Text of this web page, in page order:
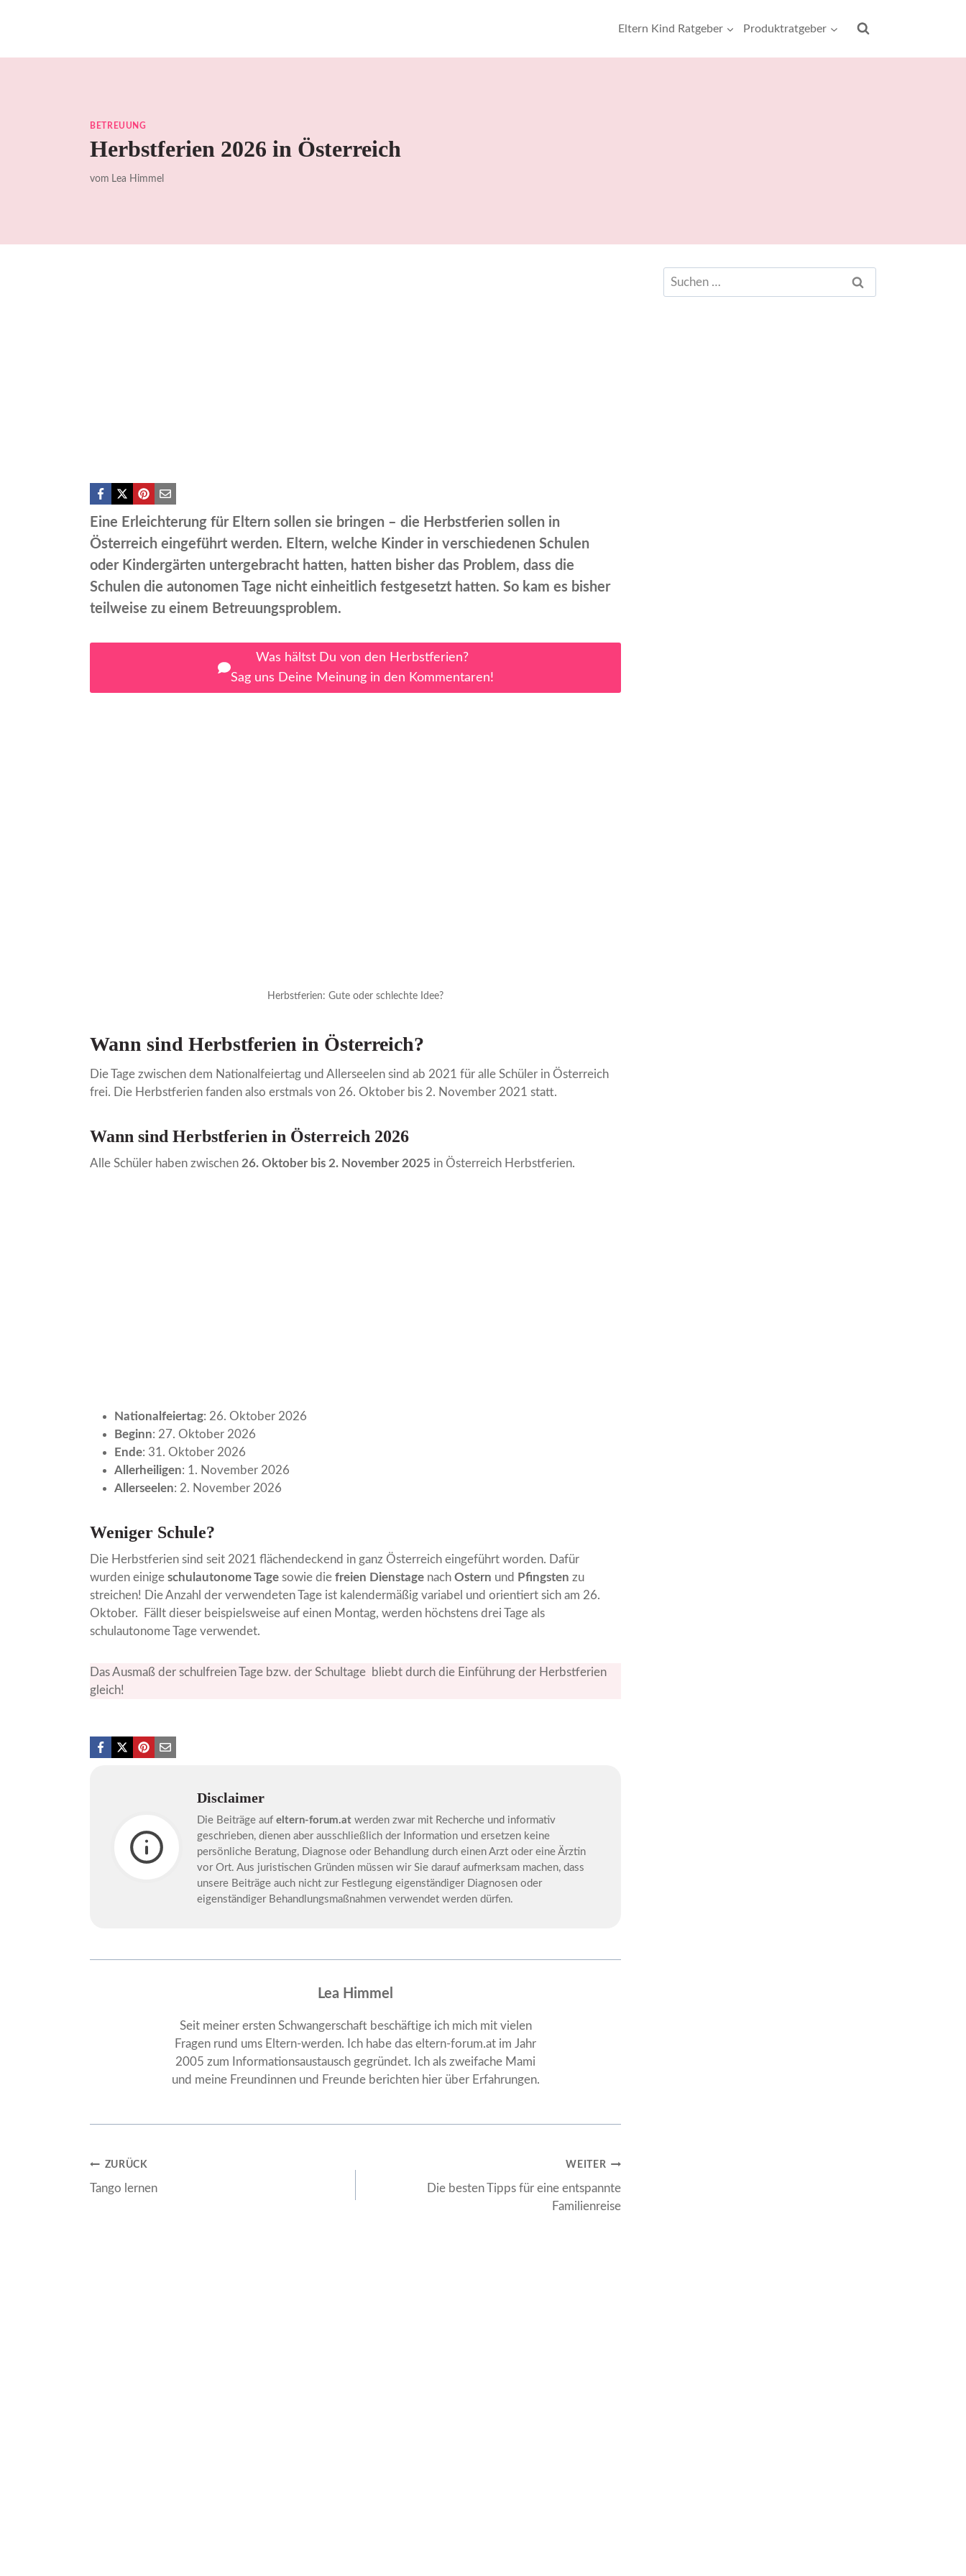
Eltern Kind Ratgeber Produktratgeber
BETREUUNG
Herbstferien 2026 in Österreich
vom Lea Himmel
Eine Erleichterung für Eltern sollen sie bringen – die Herbstferien sollen in
Österreich eingeführt werden. Eltern, welche Kinder in verschiedenen Schulen
oder Kindergärten untergebracht hatten, hatten bisher das Problem, dass die
Schulen die autonomen Tage nicht einheitlich festgesetzt hatten. So kam es bisher
teilweise zu einem Betreuungsproblem.
Was hältst Du von den Herbstferien?
Sag uns Deine Meinung in den Kommentaren!
Herbstferien: Gute oder schlechte Idee?
Wann sind Herbstferien in Österreich?
Die Tage zwischen dem Nationalfeiertag und Allerseelen sind ab 2021 für alle Schüler in Österreich
frei. Die Herbstferien fanden also erstmals von 26. Oktober bis 2. November 2021 statt.
Wann sind Herbstferien in Österreich 2026
Alle Schüler haben zwischen 26. Oktober bis 2. November 2025 in Österreich Herbstferien.
Nationalfeiertag: 26. Oktober 2026
Beginn: 27. Oktober 2026
Ende: 31. Oktober 2026
Allerheiligen: 1. November 2026
Allerseelen: 2. November 2026
Weniger Schule?
Die Herbstferien sind seit 2021 flächendeckend in ganz Österreich eingeführt worden. Dafür
wurden einigeschulautonome Tage sowie diefreien Dienstage nachOstern und Pfingsten zu
streichen! Die Anzahl der verwendeten Tage ist kalendermäßig variabel und orientiert sich am 26.
Oktober. Fällt dieser beispielsweise auf einen Montag, werden höchstens drei Tage als
schulautonome Tage verwendet.
Das Ausmaß der schulfreien Tage bzw. der Schultage bliebt durch die Einführung der Herbstferien
gleich!
Disclaimer
Die Beiträge aufeltern-forum.at werden zwar mit Recherche und informativ
geschrieben, dienen aber ausschließlich der Information und ersetzen keine
persönliche Beratung, Diagnose oder Behandlung durch einen Arzt oder eine Ärztin
vor Ort. Aus juristischen Gründen müssen wir Sie darauf aufmerksam machen, dass
unsere Beiträge auch nicht zur Festlegung eigenständiger Diagnosen oder
eigenständiger Behandlungsmaßnahmen verwendet werden dürfen.
Lea Himmel
Seit meiner ersten Schwangerschaft beschäftige ich mich mit vielen
Fragen rund ums Eltern-werden. Ich habe das eltern-forum.at im Jahr
2005 zum Informationsaustausch gegründet. Ich als zweifache Mami
und meine Freundinnen und Freunde berichten hier über Erfahrungen.
Beitragsnavigation
ZURÜCK
Tango lernen
WEITER
Die besten Tipps für eine entspannte
Familienreise
Suchen
nach: